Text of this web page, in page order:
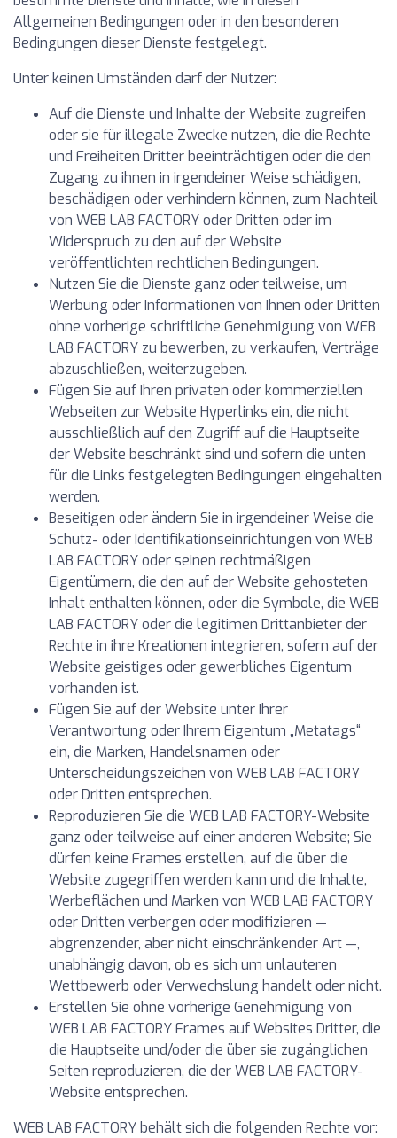
Allgemeinen Bedingungen oder in den besonderen
Bedingungen dieser Dienste festgelegt.
Unter keinen Umständen darf der Nutzer:
Auf die Dienste und Inhalte der Website zugreifen
oder sie für illegale Zwecke nutzen, die die Rechte
und Freiheiten Dritter beeinträchtigen oder die den
Zugang zu ihnen in irgendeiner Weise schädigen,
beschädigen oder verhindern können, zum Nachteil
von WEB LAB FACTORY oder Dritten oder im
Widerspruch zu den auf der Website
veröffentlichten rechtlichen Bedingungen.
Nutzen Sie die Dienste ganz oder teilweise, um
Werbung oder Informationen von Ihnen oder Dritten
ohne vorherige schriftliche Genehmigung von WEB
LAB FACTORY zu bewerben, zu verkaufen, Verträge
abzuschließen, weiterzugeben.
Fügen Sie auf Ihren privaten oder kommerziellen
Webseiten zur Website Hyperlinks ein, die nicht
ausschließlich auf den Zugriff auf die Hauptseite
der Website beschränkt sind und sofern die unten
für die Links festgelegten Bedingungen eingehalten
werden.
Beseitigen oder ändern Sie in irgendeiner Weise die
Schutz- oder Identifikationseinrichtungen von WEB
LAB FACTORY oder seinen rechtmäßigen
Eigentümern, die den auf der Website gehosteten
Inhalt enthalten können, oder die Symbole, die WEB
LAB FACTORY oder die legitimen Drittanbieter der
Rechte in ihre Kreationen integrieren, sofern auf der
Website geistiges oder gewerbliches Eigentum
vorhanden ist.
Fügen Sie auf der Website unter Ihrer
Verantwortung oder Ihrem Eigentum „Metatags“
ein, die Marken, Handelsnamen oder
Unterscheidungszeichen von WEB LAB FACTORY
oder Dritten entsprechen.
Reproduzieren Sie die WEB LAB FACTORY-Website
ganz oder teilweise auf einer anderen Website; Sie
dürfen keine Frames erstellen, auf die über die
Website zugegriffen werden kann und die Inhalte,
Werbeflächen und Marken von WEB LAB FACTORY
oder Dritten verbergen oder modifizieren —
abgrenzender, aber nicht einschränkender Art —,
unabhängig davon, ob es sich um unlauteren
Wettbewerb oder Verwechslung handelt oder nicht.
Erstellen Sie ohne vorherige Genehmigung von
WEB LAB FACTORY Frames auf Websites Dritter, die
die Hauptseite und/oder die über sie zugänglichen
Seiten reproduzieren, die der WEB LAB FACTORY-
Website entsprechen.
WEB LAB FACTORY behält sich die folgenden Rechte vor: